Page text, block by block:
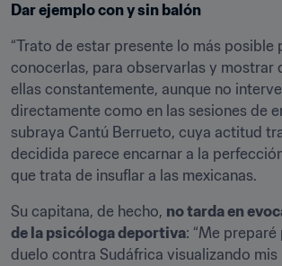
Dar ejemplo con y sin balón
“Trato de estar presente lo más posible
conocerlas, para observarlas y mostrar
ellas constantemente, aunque no
directamente como en las sesiones de
subraya Cantú Berrueto, cuya actitud
decidida parece encarnar a la
que trata de insuflar a las mexicanas.
Su capitana, de hecho, no tarda en
de la psicóloga deportiva: “Me
duelo contra Sudáfrica visualizando